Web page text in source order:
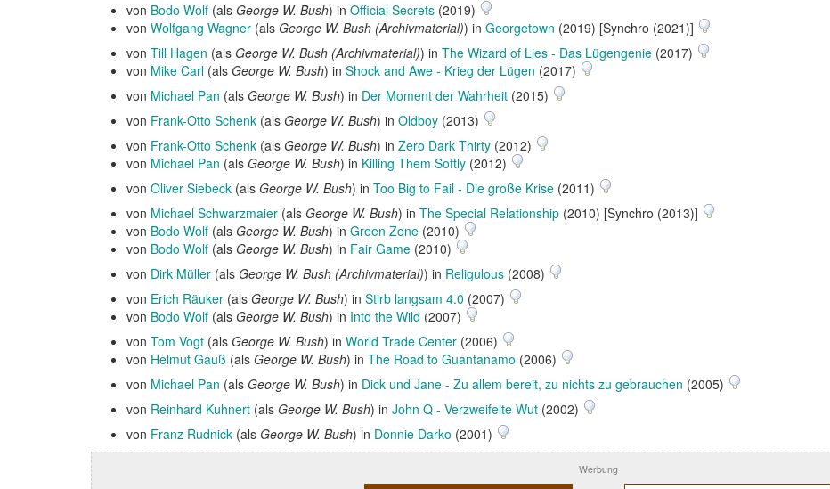
von Bodo Wolf (als George W. Bush) in Official Secrets (2019)
von Wolfgang Wagner (als George W. Bush (Archivmaterial)) in Georgetown (2019) [Synchro (2021)]
von Till Hagen (als George W. Bush (Archivmaterial)) in The Wizard of Lies - Das Lügengenie (2017)
von Mike Carl (als George W. Bush) in Shock and Awe - Krieg der Lügen (2017)
von Michael Pan (als George W. Bush) in Der Moment der Wahrheit (2015)
von Frank-Otto Schenk (als George W. Bush) in Oldboy (2013)
von Frank-Otto Schenk (als George W. Bush) in Zero Dark Thirty (2012)
von Michael Pan (als George W. Bush) in Killing Them Softly (2012)
von Oliver Siebeck (als George W. Bush) in Too Big to Fail - Die große Krise (2011)
von Michael Schwarzmaier (als George W. Bush) in The Special Relationship (2010) [Synchro (2013)]
von Bodo Wolf (als George W. Bush) in Green Zone (2010)
von Bodo Wolf (als George W. Bush) in Fair Game (2010)
von Dirk Müller (als George W. Bush (Archivmaterial)) in Religulous (2008)
von Erich Räuker (als George W. Bush) in Stirb langsam 4.0 (2007)
von Bodo Wolf (als George W. Bush) in Into the Wild (2007)
von Tom Vogt (als George W. Bush) in World Trade Center (2006)
von Helmut Gauß (als George W. Bush) in The Road to Guantanamo (2006)
von Michael Pan (als George W. Bush) in Dick und Jane - Zu allem bereit, zu nichts zu gebrauchen (2005)
von Reinhard Kuhnert (als George W. Bush) in John Q - Verzweifelte Wut (2002)
von Franz Rudnick (als George W. Bush) in Donnie Darko (2001)
Werbung